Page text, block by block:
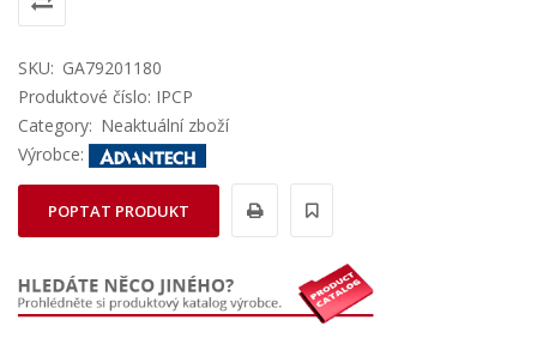
SKU: GA79201180
Produktové číslo: IPCP
Category: Neaktuální zboží
Výrobce:
POPTAT PRODUKT